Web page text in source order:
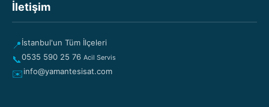
İletişim
📍İstanbul'un Tüm İlçeleri
📞0535 590 25 76 Acil Servis
✉️info@yamantesisat.com